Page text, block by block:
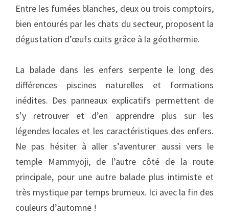
Entre les fumées blanches, deux ou trois comptoirs,
bien entourés par les chats du secteur, proposent la
dégustation d’œufs cuits grâce à la géothermie.
La balade dans les enfers serpente le long des
différences piscines naturelles et formations
inédites. Des panneaux explicatifs permettent de
s’y retrouver et d’en apprendre plus sur les
légendes locales et les caractéristiques des enfers.
Ne pas hésiter à aller s’aventurer aussi vers le
temple Mammyoji, de l’autre côté de la route
principale, pour une autre balade plus intimiste et
très mystique par temps brumeux. Ici avec la fin des
couleurs d’automne !